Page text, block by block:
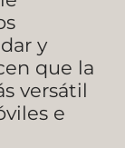
y
que la
versátil
e